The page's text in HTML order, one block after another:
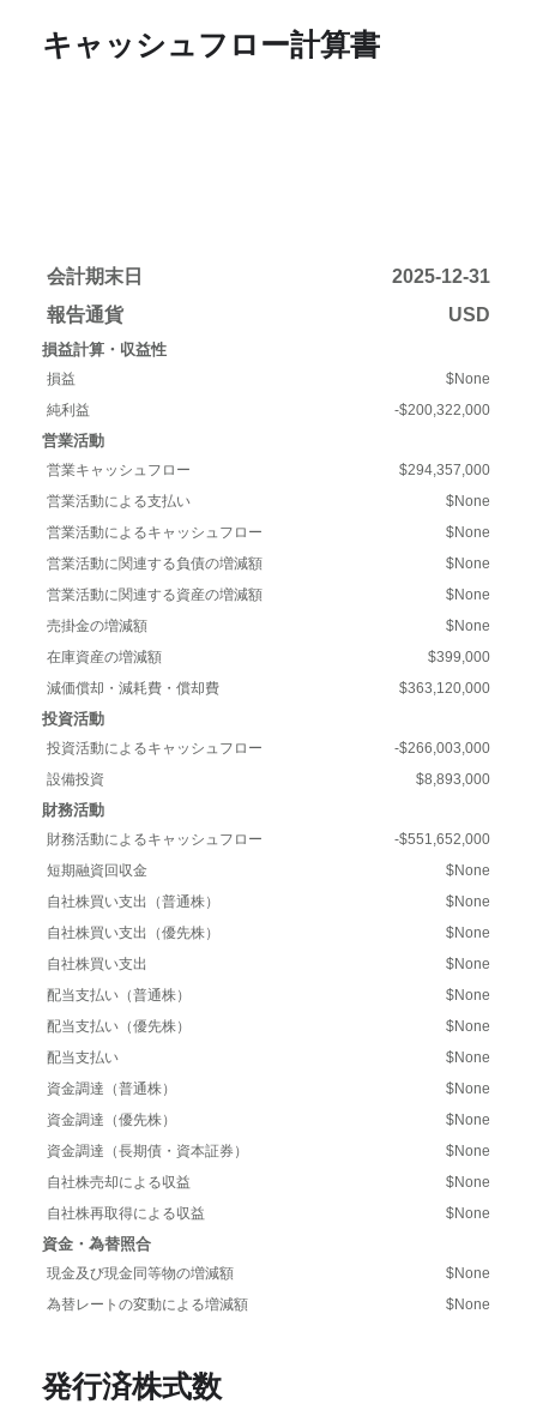
キャッシュフロー計算書
会計期末日
2025-12-31
報告通貨
USD
損益計算・収益性
損益
$None
純利益
-$200,322,000
営業活動
営業キャッシュフロー
$294,357,000
営業活動による支払い
$None
営業活動によるキャッシュフロー
$None
営業活動に関連する負債の増減額
$None
営業活動に関連する資産の増減額
$None
売掛金の増減額
$None
在庫資産の増減額
$399,000
減価償却・減耗費・償却費
$363,120,000
投資活動
投資活動によるキャッシュフロー
-$266,003,000
設備投資
$8,893,000
財務活動
財務活動によるキャッシュフロー
-$551,652,000
短期融資回収金
$None
自社株買い支出（普通株）
$None
自社株買い支出（優先株）
$None
自社株買い支出
$None
配当支払い（普通株）
$None
配当支払い（優先株）
$None
配当支払い
$None
資金調達（普通株）
$None
資金調達（優先株）
$None
資金調達（長期債・資本証券）
$None
自社株売却による収益
$None
自社株再取得による収益
$None
資金・為替照合
現金及び現金同等物の増減額
$None
為替レートの変動による増減額
$None
発行済株式数